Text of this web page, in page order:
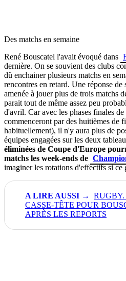
Des matchs en semaine
René Bouscatel l'avait évoqué dans
dernière. On se souvient des clubs
dû enchainer plusieurs matchs en
rencontres en retard. Une réponse de
amenée à jouer plus de trois matchs
parait tout de même assez peu
d'avril. Car avec les phases finales
commenceront par des huitièmes de
habituellement), il n'y aura plus de
équipes engagées sur les deux
éliminées de Coupe d'Europe
matchs les week-ends de
imaginer les rotations d'effectifs si ce
RUGBY.
CASSE-TÊTE POUR
APRÈS LES REPORTS